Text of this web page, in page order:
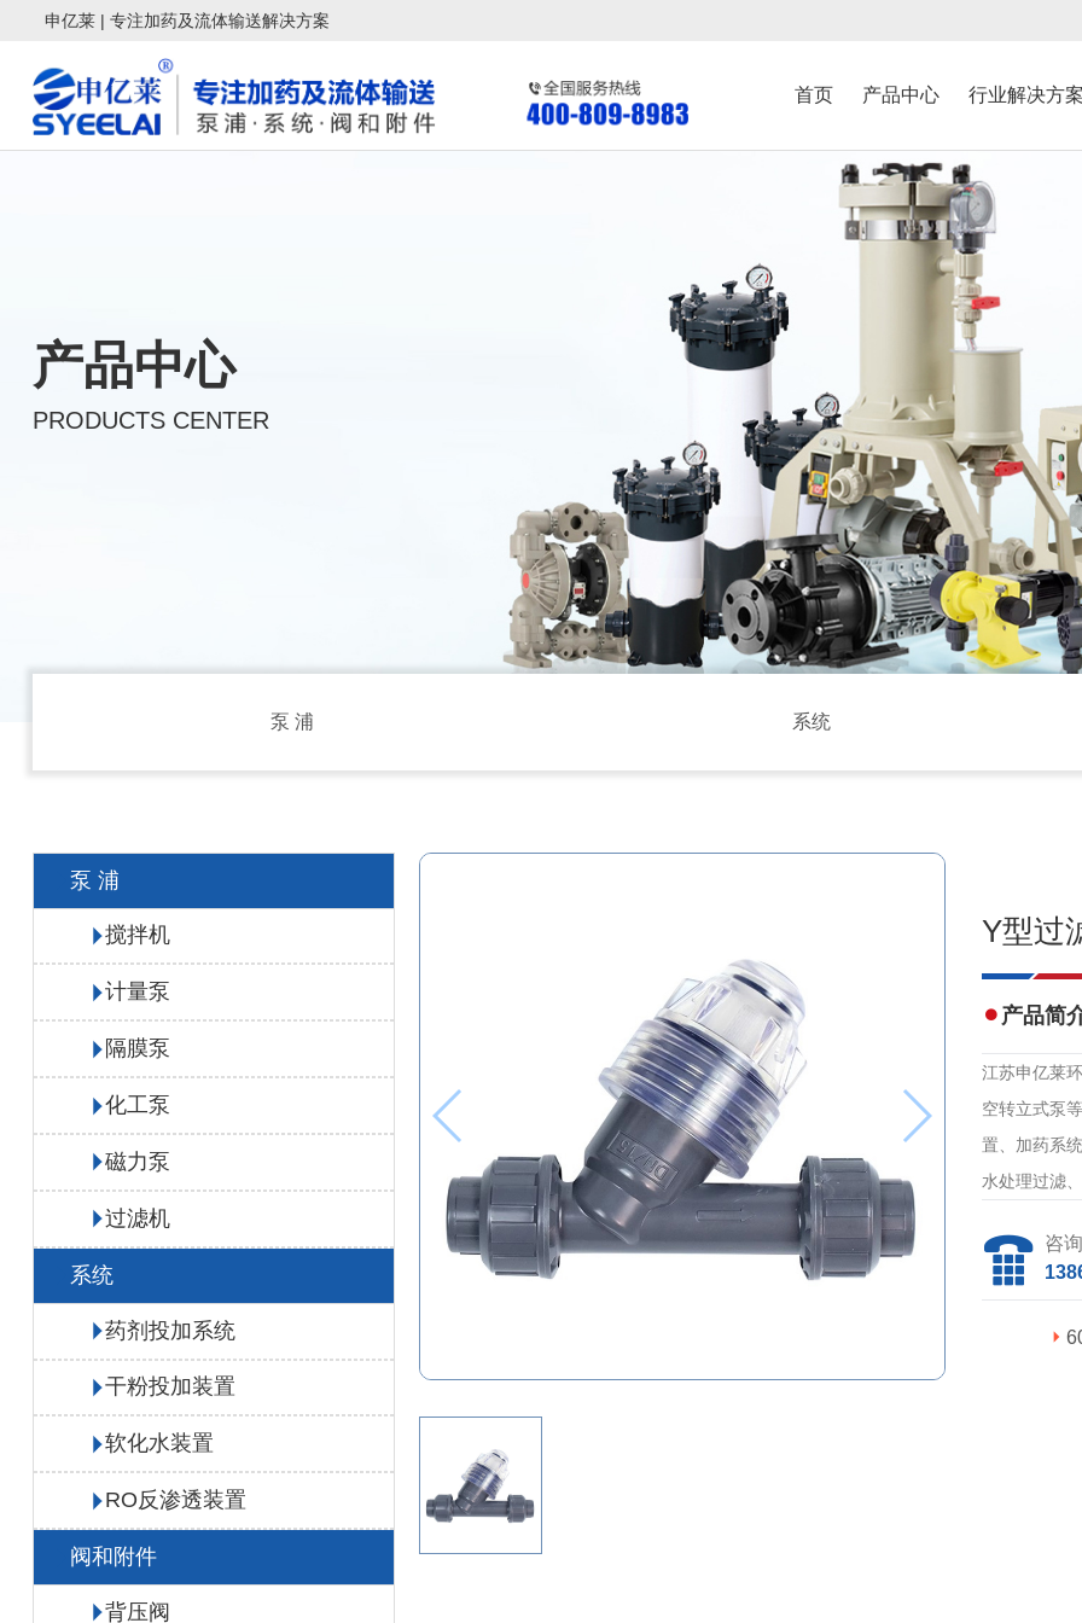
申亿莱 | 专注加药及流体输送解决方案
首页 产品中心 行业解决方
产品中心
PRODUCTS CENTER
泵 浦 系统
泵 浦
搅拌机
计量泵
隔膜泵
化工泵
磁力泵
过滤机
系统
药剂投加系统
干粉投加装置
软化水装置
RO反渗透装置
阀和附件
背压阀
Y型过
产品简
江苏申亿莱
空转立式泵
置、加药系
水处理过滤
咨